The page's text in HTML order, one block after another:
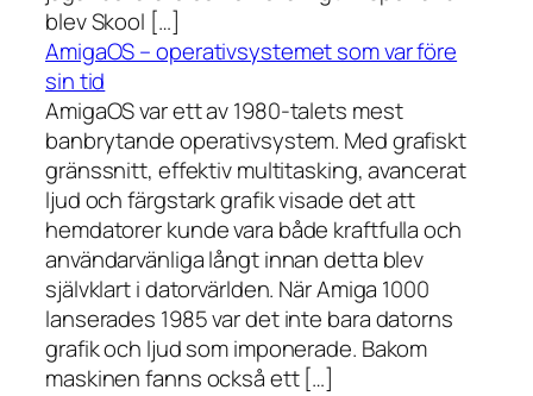
blev Skool […]
AmigaOS – operativsystemet som var före
sin tid
AmigaOS var ett av 1980-talets mest
banbrytande operativsystem. Med grafiskt
gränssnitt, effektiv multitasking, avancerat
ljud och färgstark grafik visade det att
hemdatorer kunde vara både kraftfulla och
användarvänliga långt innan detta blev
självklart i datorvärlden. När Amiga 1000
lanserades 1985 var det inte bara datorns
grafik och ljud som imponerade. Bakom
maskinen fanns också ett […]